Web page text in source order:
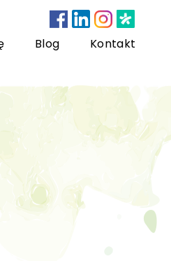
Blog Kontakt